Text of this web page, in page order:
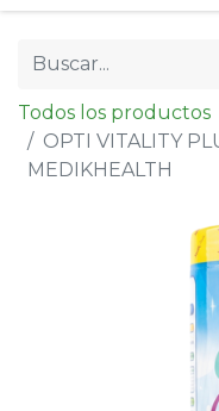
Todos los productos
OPTI VITALITY
MEDIKHEALTH